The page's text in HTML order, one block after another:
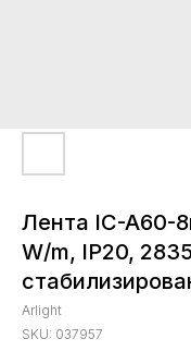
Лента IC-A60-
W/m, IP20,
Arlight
SKU: 037957